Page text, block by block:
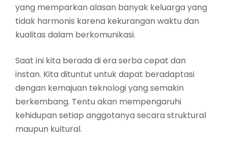
yang memparkan alasan banyak keluarga yang
tidak harmonis karena kekurangan waktu dan
kualitas dalam berkomunikasi.
Saat ini kita berada di era serba cepat dan
instan. Kita dituntut untuk dapat beradaptasi
dengan kemajuan teknologi yang semakin
berkembang. Tentu akan mempengaruhi
kehidupan setiap anggotanya secara struktural
maupun kultural.